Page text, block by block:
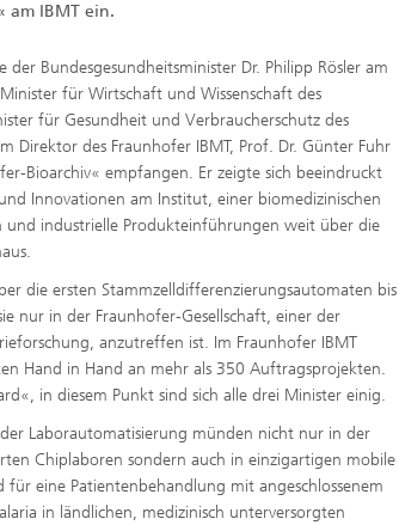
am IBMT ein.
Bundes­gesundheitsminister Dr. Philipp Rösler am
für Wirtschaft und Wissenschaft des
für Gesundheit und Verbraucherschutz des
Direktor des Fraunhofer IBMT, Prof. Dr. Günter Fuhr
Bioarchiv« empfangen. Er zeigte sich beeindruckt
Innovationen am Institut, einer biomedizinischen
industrielle Produkteinführungen weit über die
die ersten Stammzelldifferenzierungsautomaten bis
nur in der Fraunhofer-Gesellschaft, einer der
anzutreffen ist. Im Fraunhofer IBMT
Hand in Hand an mehr als 350 Auftragsprojekten.
in diesem Punkt sind sich alle drei Minister einig.
Laborautomatisierung münden nicht nur in der
Chiplaboren sondern auch in einzig­artigen mobile
eine Patientenbehandlung mit angeschlossenem
in ländlichen, medizinisch unterversorgten